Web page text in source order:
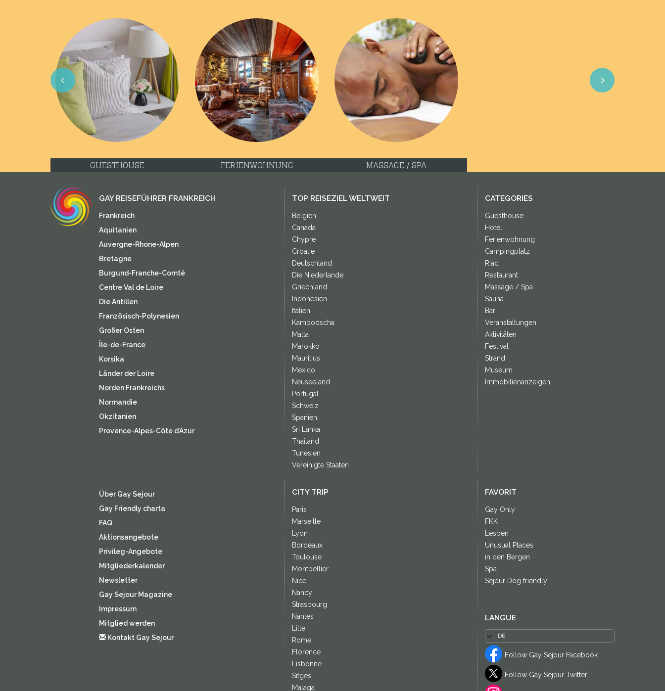
Previous
GUESTHOUSE FERIENWOHNUNG MASSAGE / SPA
GAY REISEFÜHRER FRANKREICH
Frankreich
Aquitanien
Auvergne-Rhone-Alpen
Bretagne
Burgund-Franche-Comté
Centre Val de Loire
Die Antillen
Französisch-Polynesien
Großer Osten
Île-de-France
Korsika
Länder der Loire
Norden Frankreichs
Normandie
Okzitanien
Provence-Alpes-Côte d’Azur
TOP REISEZIEL WELTWEIT
Belgien
Canada
Chypre
Croatie
Deutschland
Die Niederlande
Griechland
Indonesien
Italien
Kambodscha
Malta
Marokko
Mauritius
Mexico
Neuseeland
Portugal
Schweiz
Spanien
Sri Lanka
Thailand
Tunesien
Vereinigte Staaten
CATEGORIES
Guesthouse
Hotel
Ferienwohnung
Campingplatz
Riad
Restaurant
Massage / Spa
Sauna
Bar
Veranstaltungen
Aktivitäten
Festival
Strand
Museum
Immobilienanzeigen
Über Gay Sejour
Gay Friendly charta
FAQ
Aktionsangebote
Privileg-Angebote
Mitgliederkalender
Newsletter
Gay Sejour Magazine
Impressum
Mitglied werden
Kontakt Gay Sejour
CITY TRIP
Paris
Marseille
Lyon
Bordeaux
Toulouse
Montpellier
Nice
Nancy
Strasbourg
Nantes
Lille
Rome
Florence
Lisbonne
Sitges
Malaga
FAVORIT
Gay Only
FKK
Lesben
Unusual Places
in den Bergen
Spa
Séjour Dog friendly
LANGUE
Follow Gay Sejour Facebook
Follow Gay Sejour Twitter